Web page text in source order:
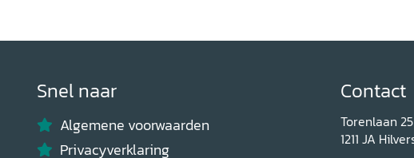
Snel naar
Algemene voorwaarden
Privacyverklaring
Contact
Torenlaan 25
1211 JA